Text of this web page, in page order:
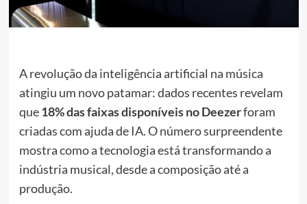
A revolução da inteligência artificial na música
atingiu um novo patamar: dados recentes revelam
que18% das faixas disponíveis no Deezerforam
criadas com ajuda de IA. O número surpreendente
mostra como a tecnologia está transformando a
indústria musical, desde a composição até a
produção.